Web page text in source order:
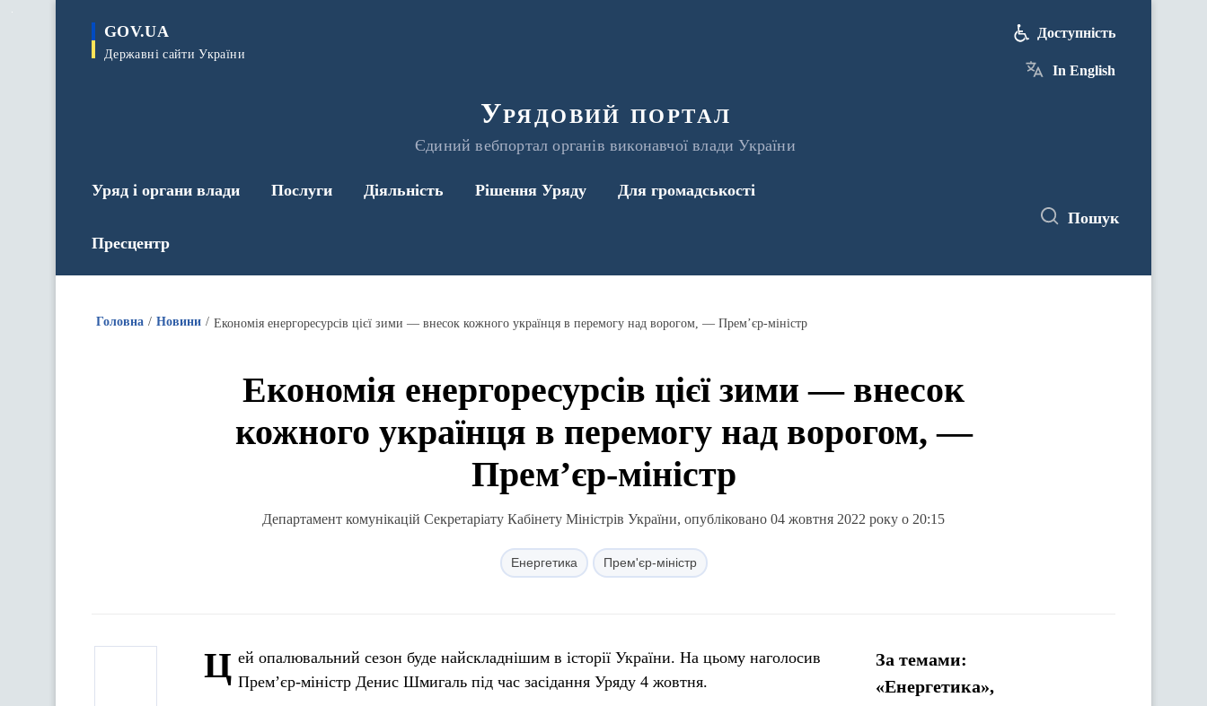
GOV.UA
Державні сайти України
Урядовий портал
Єдиний вебпортал органів виконавчої влади України
Доступність
In English
Уряд і органи влади Послуги Діяльність Рішення Уряду Для громадськості
Пресцентр
Пошук
Головна Новини Економія енергоресурсів цієї зими — внесок кожного українця в перемогу над ворогом, — Прем’єр-міністр
Економія енергоресурсів цієї зими — внесок
кожного українця в перемогу над ворогом, —
Прем’єр-міністр
Департамент комунікацій Секретаріату Кабінету Міністрів України, опубліковано 04 жовтня 2022 року о 20:15
Енергетика Прем'єр-міністр
Ц ей опалювальний сезон буде найскладнішим в історії України. На цьому наголосив
Прем’єр-міністр Денис Шмигаль під час засідання Уряду 4 жовтня.
За темами:
«Енергетика»,